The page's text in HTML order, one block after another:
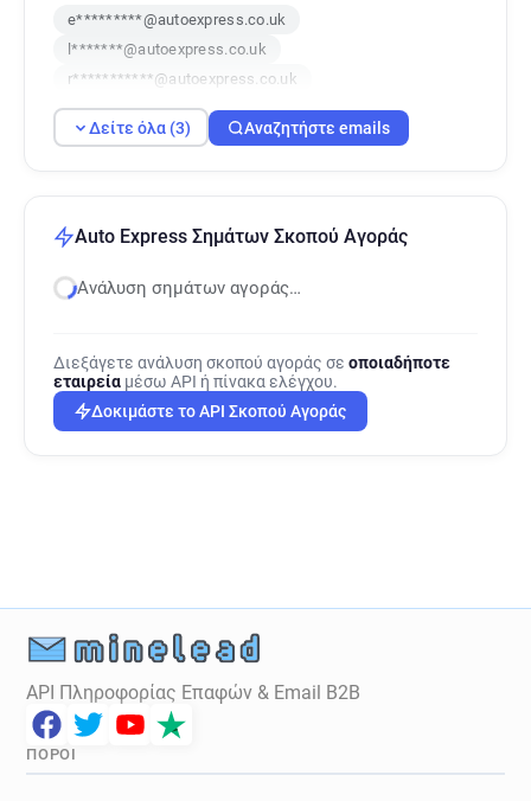
e*********@autoexpress.co.uk
l*******@autoexpress.co.uk
r***********@autoexpress.co.uk
Δείτε όλα (3) Αναζητήστε emails
Auto Express Σημάτων Σκοπού Αγοράς
Ανάλυση σημάτων αγοράς…
Διεξάγετε ανάλυση σκοπού αγοράς σε οποιαδήποτε
εταιρεία μέσω API ή πίνακα ελέγχου.
Δοκιμάστε το API Σκοπού Αγοράς
API Πληροφορίας Επαφών & Email B2B
ΠΌΡΟΙ